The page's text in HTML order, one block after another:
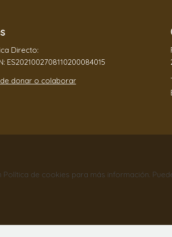
Directo:
ES2021002708110200084015
donar o colaborar
de cookies para más información.